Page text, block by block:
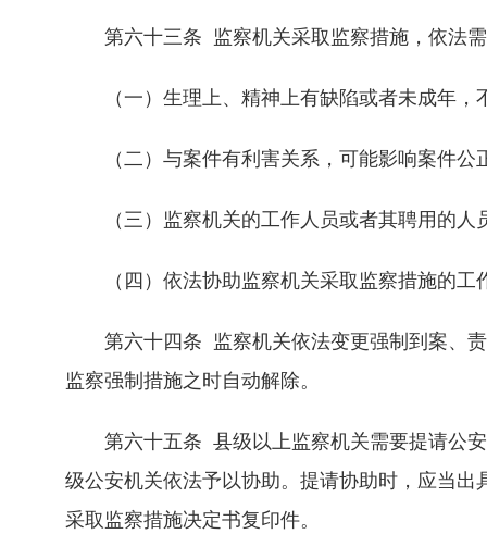
第六十三条 监察机关采取监察措施，依法需
（一）生理上、精神上有缺陷或者未成年，
（二）与案件有利害关系，可能影响案件公
（三）监察机关的工作人员或者其聘用的人
（四）依法协助监察机关采取监察措施的工
第六十四条 监察机关依法变更强制到案、责
监察强制措施之时自动解除。
第六十五条 县级以上监察机关需要提请公安
级公安机关依法予以协助。提请协助时，应当
采取监察措施决定书复印件。